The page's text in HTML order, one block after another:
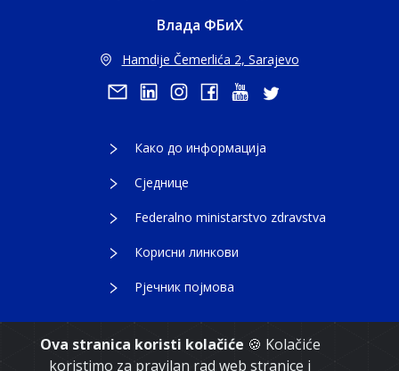
Ova stranica koristi kolačiće 🍪 Kolačiće
koristimo za pravilan rad web stranice i
Влада ФБиХ
Hamdije Čemerlića 2, Sarajevo
Како до информација
Сједнице
Federalno ministarstvo zdravstva
Корисни линкови
Рјечник појмова